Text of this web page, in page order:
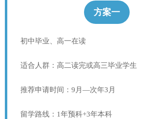
方案一
初中毕业、高一在读
适合人群：高二读完或高三毕业学生
推荐申请时间：9月—次年3月
留学路线：1年预科+3年本科